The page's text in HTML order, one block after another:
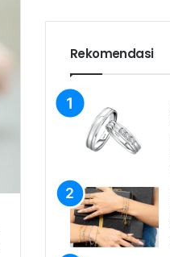
Rekomendasi